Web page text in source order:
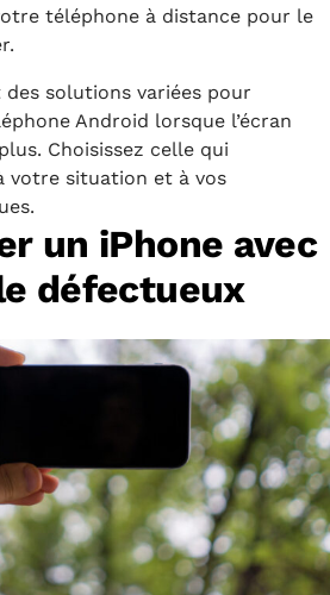
téléphone à distance pour le
solutions variées pour
Android lorsque l’écran
Choisissez celle qui
votre situation et à vos
un iPhone avec
défectueux